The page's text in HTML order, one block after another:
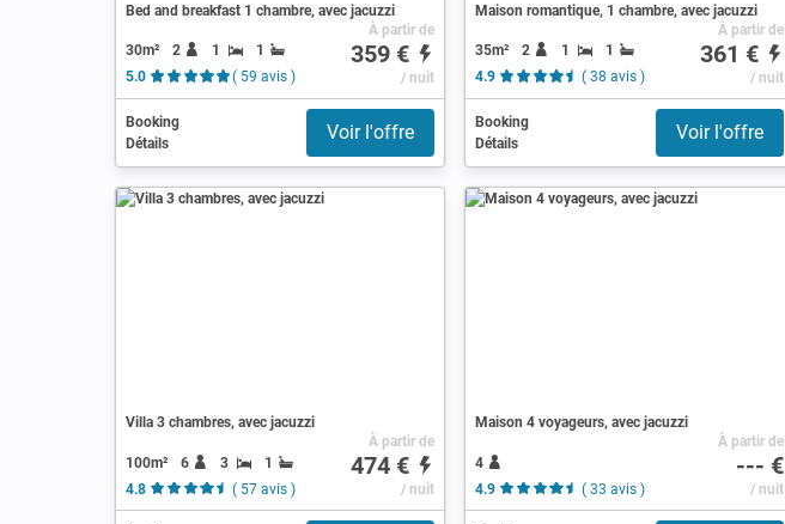
Bed and breakfast 1 chambre, avec jacuzzi
30m² 2 1
1
5.0
( 59 avis )
À partir de
359 €
/ nuit
Booking
Détails
Voir l'offre
Maison romantique, 1 chambre, avec jacuzzi
35m² 2 1
1
4.9
( 38 avis )
À partir de
361 €
/ nuit
Booking
Détails
Voir l'offre
Villa 3 chambres, avec jacuzzi
100m² 6 3
1
4.8
( 57 avis )
À partir de
474 €
/ nuit
Maison 4 voyageurs, avec jacuzzi
4
4.9
( 33 avis )
À partir de
--- €
/ nuit